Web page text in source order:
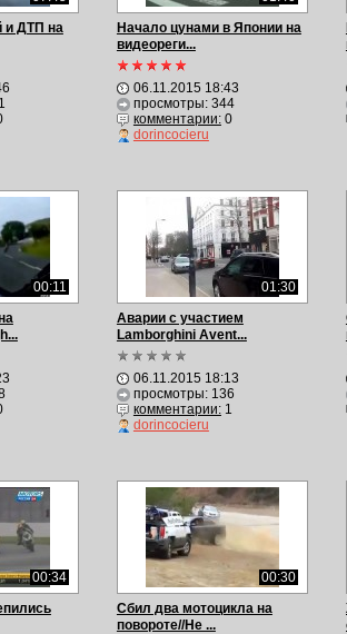
и ДТП на
Начало цунами в Японии на
видеореги...
06.11.2015 18:43
просмотры: 344
комментарии:0
dorincocieru
00:11
01:30
Aварии с участием
Lamborghini Avent...
06.11.2015 18:13
просмотры: 136
комментарии:1
dorincocieru
00:34
00:30
Сбил два мотоцикла на
повороте//He ...